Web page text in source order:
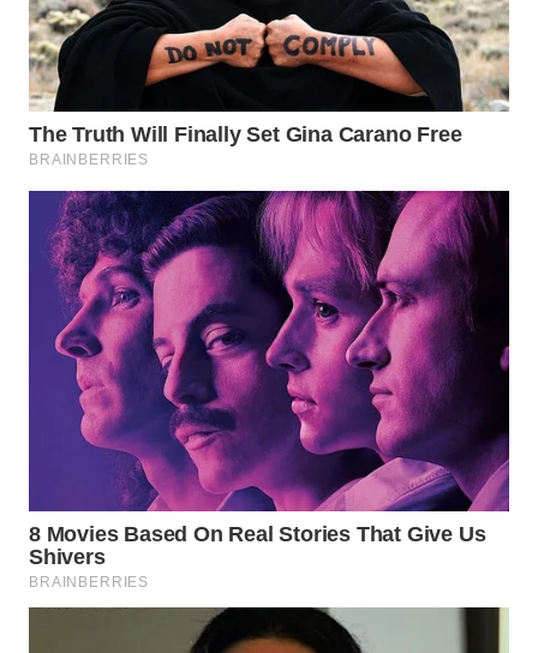
WN
DAIRI
WN
DANAU
WN
NIAS
WN
LANGKAT
WN
TAPANULI
WN
TANJUNG
LESUNG